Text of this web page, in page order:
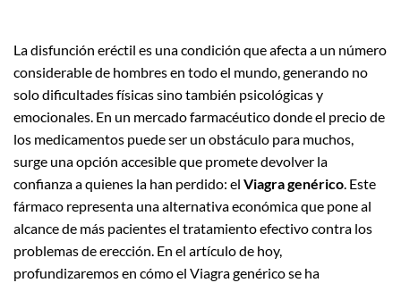
La disfunción eréctil es una condición que afecta a un número
considerable de hombres en todo el mundo, generando no
solo dificultades físicas sino también psicológicas y
emocionales. En un mercado farmacéutico donde el precio de
los medicamentos puede ser un obstáculo para muchos,
surge una opción accesible que promete devolver la
confianza a quienes la han perdido: el Viagra genérico. Este
fármaco representa una alternativa económica que pone al
alcance de más pacientes el tratamiento efectivo contra los
problemas de erección. En el artículo de hoy,
profundizaremos en cómo el Viagra genérico se ha